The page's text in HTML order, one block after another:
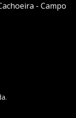
- Campo